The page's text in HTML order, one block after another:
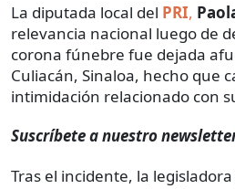
La diputada local del PRI,
relevancia nacional luego de
corona fúnebre fue dejada
Culiacán, Sinaloa, hecho que
intimidación relacionado con
Suscríbete a nuestro
Tras el incidente, la